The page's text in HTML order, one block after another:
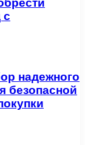
с
надежного
безопасной